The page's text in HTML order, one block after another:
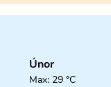
Únor
Max: 29 °C